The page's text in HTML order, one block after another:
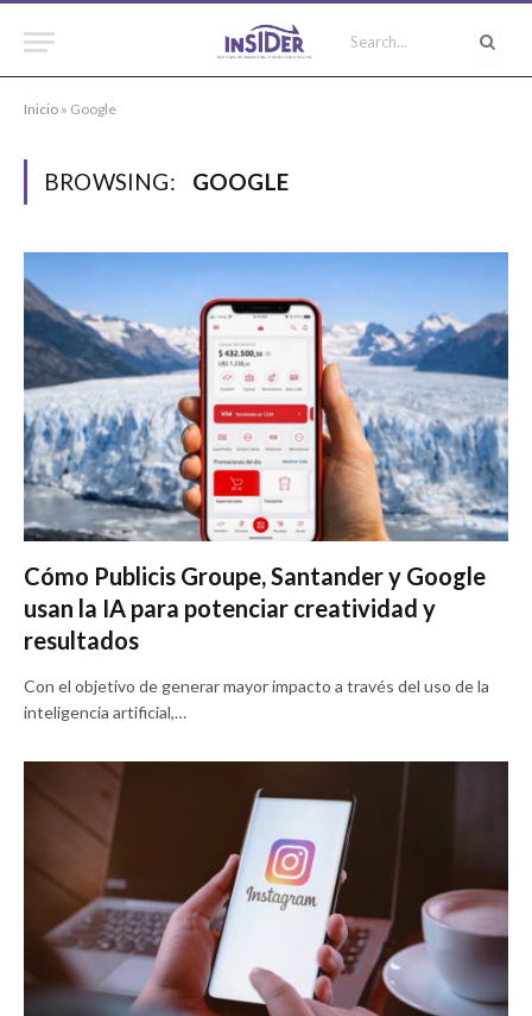
Inicio » Google
BROWSING: GOOGLE
Cómo Publicis Groupe, Santander y Google
usan la IA para potenciar creatividad y
resultados
Con el objetivo de generar mayor impacto a través del uso de la
inteligencia artificial,…